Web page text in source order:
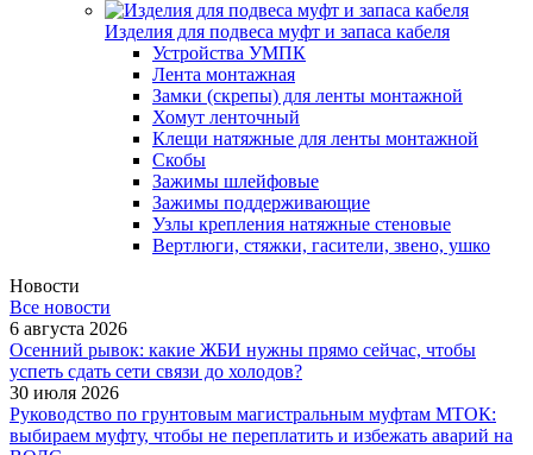
Изделия для подвеса муфт и запаса кабеля
Устройства УМПК
Лента монтажная
Замки (скрепы) для ленты монтажной
Хомут ленточный
Клещи натяжные для ленты монтажной
Скобы
Зажимы шлейфовые
Зажимы поддерживающие
Узлы крепления натяжные стеновые
Вертлюги, стяжки, гасители, звено, ушко
Новости
Все новости
6 августа 2026
Осенний рывок: какие ЖБИ нужны прямо сейчас, чтобы
успеть сдать сети связи до холодов?
30 июля 2026
Руководство по грунтовым магистральным муфтам МТОК:
выбираем муфту, чтобы не переплатить и избежать аварий на